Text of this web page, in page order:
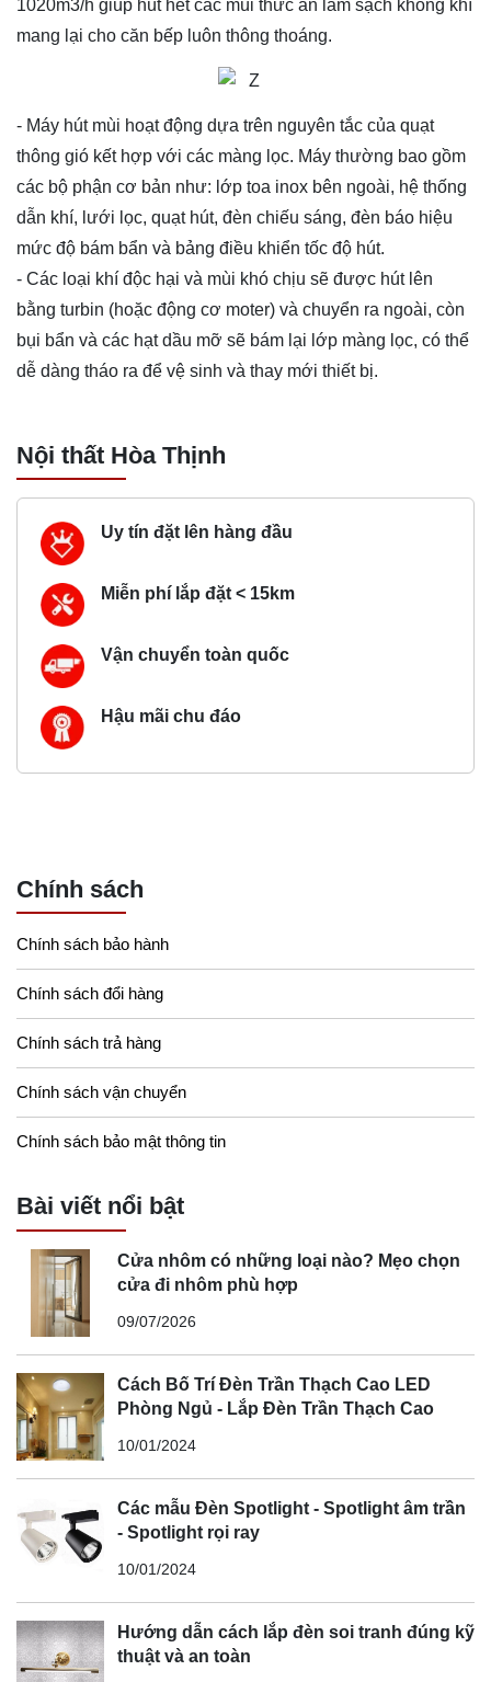
1020m3/h giúp hút hết các mùi thức ăn làm sạch không khí
mang lại cho căn bếp luôn thông thoáng.
- Máy hút mùi hoạt động dựa trên nguyên tắc của quạt
thông gió kết hợp với các màng lọc. Máy thường bao gồm
các bộ phận cơ bản như: lớp toa inox bên ngoài, hệ thống
dẫn khí, lưới lọc, quạt hút, đèn chiếu sáng, đèn báo hiệu
mức độ bám bẩn và bảng điều khiển tốc độ hút.
- Các loại khí độc hại và mùi khó chịu sẽ được hút lên
bằng turbin (hoặc động cơ moter) và chuyển ra ngoài, còn
bụi bẩn và các hạt dầu mỡ sẽ bám lại lớp màng lọc, có thể
dễ dàng tháo ra để vệ sinh và thay mới thiết bị.
Nội thất Hòa Thịnh
Uy tín đặt lên hàng đầu
Miễn phí lắp đặt < 15km
Vận chuyển toàn quốc
Hậu mãi chu đáo
Chính sách
Chính sách bảo hành
Chính sách đổi hàng
Chính sách trả hàng
Chính sách vận chuyển
Chính sách bảo mật thông tin
Bài viết nổi bật
Cửa nhôm có những loại nào? Mẹo chọn
cửa đi nhôm phù hợp
09/07/2026
Cách Bố Trí Đèn Trần Thạch Cao LED
Phòng Ngủ - Lắp Đèn Trần Thạch Cao
10/01/2024
Các mẫu Đèn Spotlight - Spotlight âm trần
- Spotlight rọi ray
10/01/2024
Hướng dẫn cách lắp đèn soi tranh đúng kỹ
thuật và an toàn